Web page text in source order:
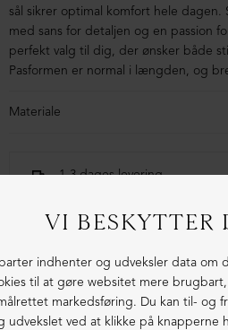
sål sikrer optimal komfort hele dagen.
med sans for detaljen og en passion
perfekt valg til dig, der ønsker både
Pasformen er normal i længden, og
Materiale
1-3 dages levering
Fri fragt fra 1.000,- i DK
Ekstraordinær kvalitet -